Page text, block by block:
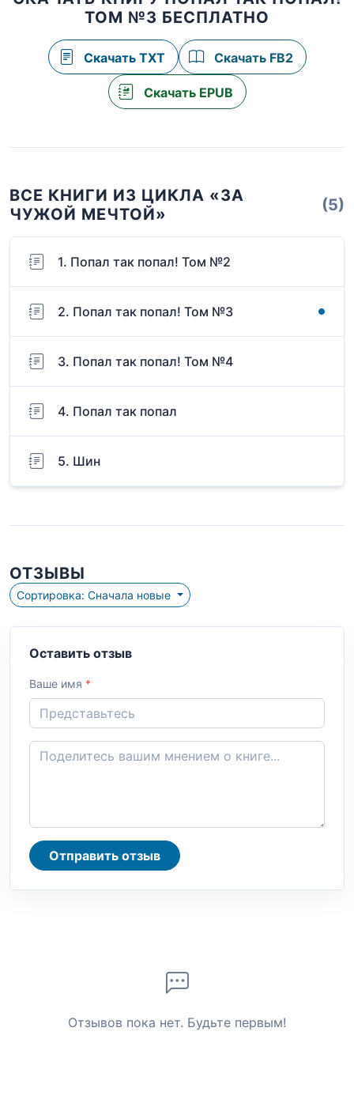
ТОМ №3 БЕСПЛАТНО
Скачать TXT Скачать FB2
Скачать EPUB
ВСЕ КНИГИ ИЗ ЦИКЛА «ЗА
ЧУЖОЙ МЕЧТОЙ»
(5)
1. Попал так попал! Том №2
2. Попал так попал! Том №3
3. Попал так попал! Том №4
4. Попал так попал
5. Шин
ОТЗЫВЫ
Сортировка: Сначала новые
Оставить отзыв
Ваше имя *
Отправить отзыв
Отзывов пока нет. Будьте первым!